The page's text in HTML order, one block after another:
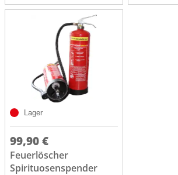
Lager
99,90 €
Feuerlöscher
Spirituosenspender